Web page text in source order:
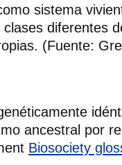
sistema
diferentes
(Fuente:
ancestral por
Biosociety